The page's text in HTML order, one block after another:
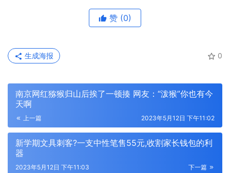
赞 (0)
0
生成海报
南京网红猕猴归山后挨了一顿揍 网友：“泼猴”你也有今
天啊
上一篇 2023年5月12日 下午11:02
新学期文具刺客?一支中性笔售55元,收割家长钱包的利
器
下一篇
2023年5月12日 下午11:03